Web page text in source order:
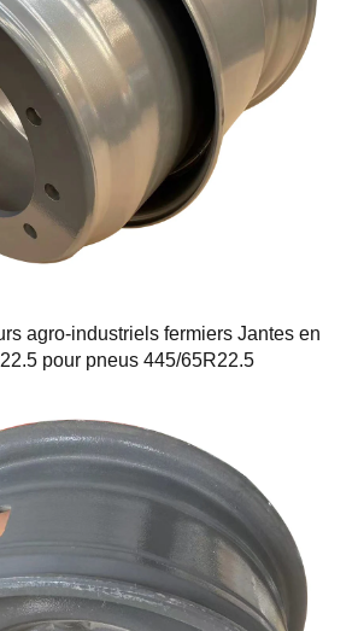
agro-industriels fermiers Jantes en
pour pneus 445/65R22.5